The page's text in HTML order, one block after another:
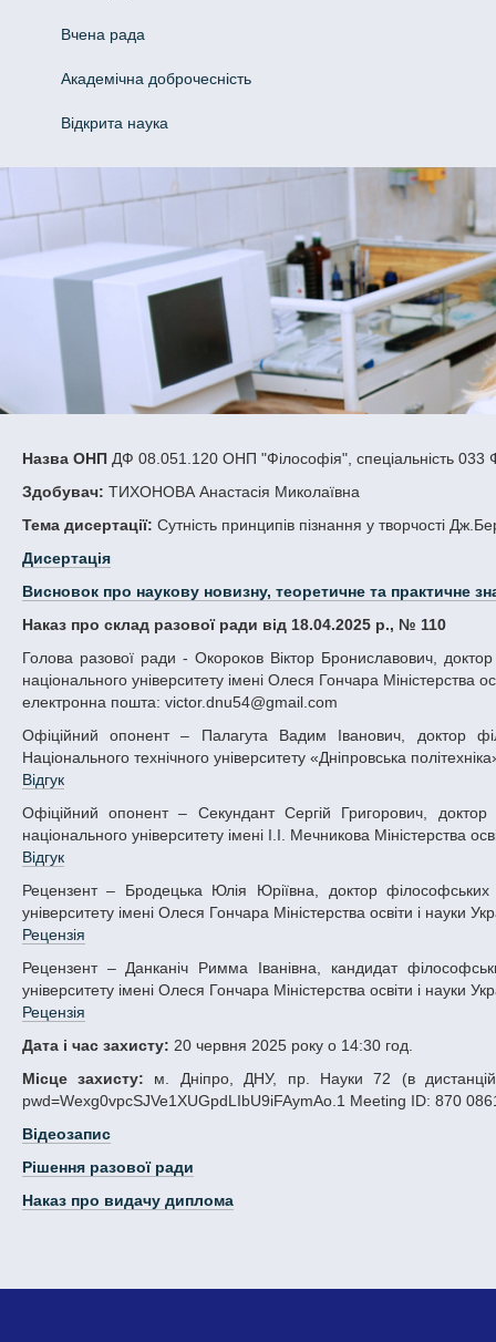
Вчена рада
Академічна доброчесність
Відкрита наука
Назва ОНПДФ 08.051.120 ОНП "Філософія", спецiальність 033
Здобувач: ТИХОНОВА Анастасія Миколаївна
Тема дисертації: Сутність принципів пізнання у творчості
Дисертація
Висновок про наукову новизну, теоретичне та практичне
Наказ про склад разової ради від 18.04.2025 р., № 110
Голова разової ради - Окороков Віктор Брониславович, доктор філософських наук, професор, завідувач кафедри філософії Дніпровського
національного університету імені Олеся Гончара Міністерства
електронна пошта: victor.dnu54@gmail.com
Офіційний опонент – Палагута Вадим Іванович, доктор філософських наук, професор, професор кафедри філософії і педагогіки
Національного технічного університету «Дніпровська
Відгук
Офіційний опонент – Секундант Сергій Григорович, доктор філософських наук, професор, професор кафедри філософії Одеського
національного університету імені І.І. Мечникова Міністерства
Відгук
Рецензент – Бродецька Юлія Юріївна, доктор філософських наук, доцент, професор кафедри філософії Дніпровського національного
університету імені Олеся Гончара Міністерства освіти і науки
Рецензія
Рецензент – Данканіч Римма Іванівна, кандидат філософських наук, доцент, доцент кафедри філософії Дніпровського національного
університету імені Олеся Гончара Міністерства освіти і науки
Рецензія
Дата і час захисту: 20 червня 2025 року о 14:30 год.
Місце захисту: м. Дніпро, ДНУ, пр. Науки 72 (в
pwd=Wexg0vpcSJVe1XUGpdLIbU9iFAymAo.1 Meeting ID: 870
Відеозапис
Рішення разової ради
Наказ про видачу диплома